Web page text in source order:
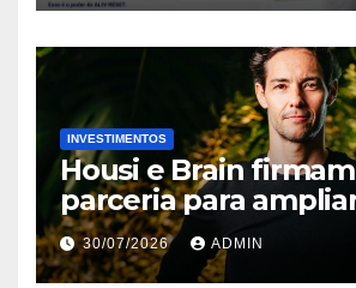
INVESTIMENTOS
Housi e Brain firmam
parceria para
inteligência de
lançamentos
30/07/2026 ADMIN